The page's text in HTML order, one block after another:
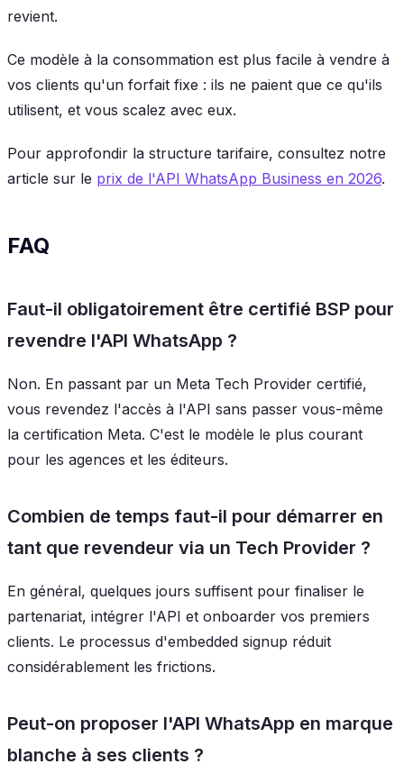
revient.
Ce modèle à la consommation est plus facile à vendre à
vos clients qu'un forfait fixe : ils ne paient que ce qu'ils
utilisent, et vous scalez avec eux.
Pour approfondir la structure tarifaire, consultez notre
article sur le prix de l'API WhatsApp Business en 2026.
FAQ
Faut-il obligatoirement être certifié BSP pour
revendre l'API WhatsApp ?
Non. En passant par un Meta Tech Provider certifié,
vous revendez l'accès à l'API sans passer vous-même
la certification Meta. C'est le modèle le plus courant
pour les agences et les éditeurs.
Combien de temps faut-il pour démarrer en
tant que revendeur via un Tech Provider ?
En général, quelques jours suffisent pour finaliser le
partenariat, intégrer l'API et onboarder vos premiers
clients. Le processus d'embedded signup réduit
considérablement les frictions.
Peut-on proposer l'API WhatsApp en marque
blanche à ses clients ?